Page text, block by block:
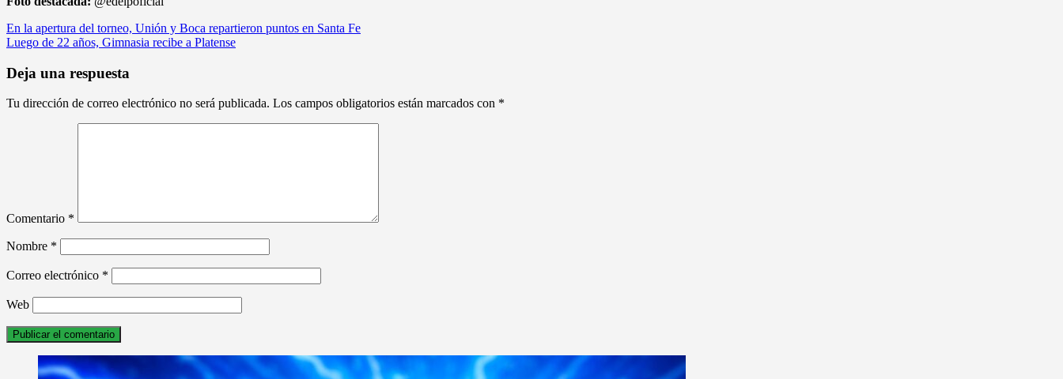
Navegación
de
entradas
En la apertura del torneo, Unión y Boca repartieron puntos en Santa Fe
Luego de 22 años, Gimnasia recibe a Platense
Deja una respuesta
Tu dirección de correo electrónico no será publicada. Los campos obligatorios están marcados con *
Comentario *
Nombre *
Correo electrónico *
Web